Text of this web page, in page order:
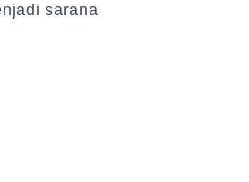
sarana